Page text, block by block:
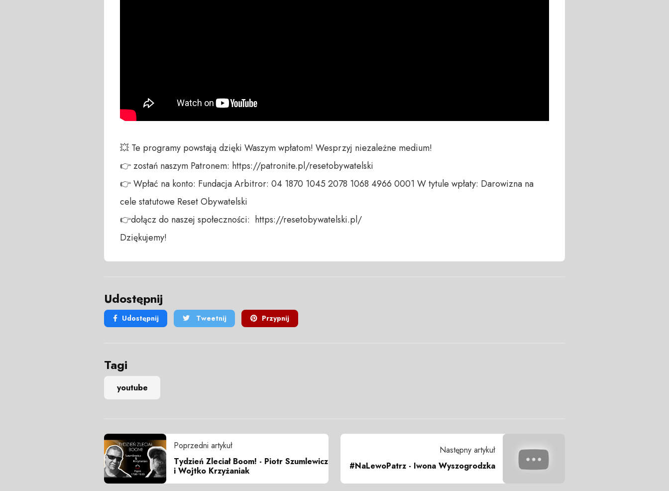
💥 Te programy powstają dzięki Waszym wpłatom! Wesprzyj niezależne medium!
👉 zostań naszym Patronem: https://patronite.pl/resetobywatelski
👉 Wpłać na konto: Fundacja Arbitror: 04 1870 1045 2078 1068 4966 0001 W tytule wpłaty: Darowizna na
cele statutowe Reset Obywatelski
👉dołącz do naszej społeczności:  https://resetobywatelski.pl/
Dziękujemy!
Udostępnij
Udostępnij Tweetnij Przypnij
Tagi
youtube
Poprzedni artykuł
Tydzień Zleciał Boom! - Piotr Szumlewicz
i Wojtko Krzyżaniak
Następny artykuł
#NaLewoPatrz - Iwona Wyszogrodzka